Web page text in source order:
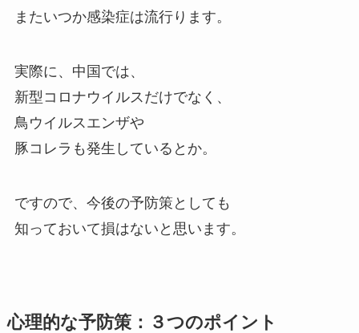
またいつか感染症は流行ります。
実際に、中国では、
新型コロナウイルスだけでなく、
鳥ウイルスエンザや
豚コレラも発生しているとか。
ですので、今後の予防策としても
知っておいて損はないと思います。
心理的な予防策：３つのポイント